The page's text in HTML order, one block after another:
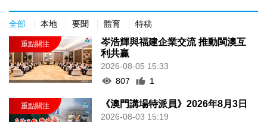
全部 本地 要聞 體育 特稿
岑浩輝與福建企業交流 推動閩澳互
利共贏
2026-08-05 15:33
807
1
《澳門講場特派員》2026年8月3日
2026-08-03 15:19